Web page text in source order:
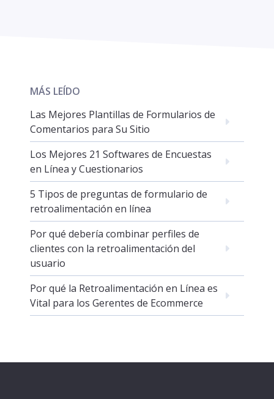
MÁS LEÍDO
Las Mejores Plantillas de Formularios de
Comentarios para Su Sitio
Los Mejores 21 Softwares de Encuestas
en Línea y Cuestionarios
5 Tipos de preguntas de formulario de
retroalimentación en línea
Por qué debería combinar perfiles de
clientes con la retroalimentación del
usuario
Por qué la Retroalimentación en Línea es
Vital para los Gerentes de Ecommerce